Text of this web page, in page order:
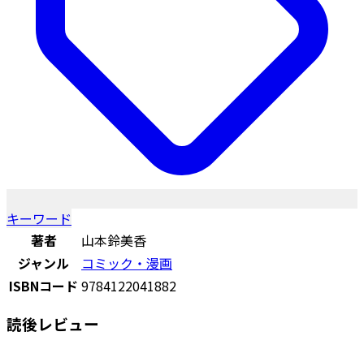
キーワード
著者
山本鈴美香
ジャンル
コミック・漫画
ISBNコード 9784122041882
読後レビュー